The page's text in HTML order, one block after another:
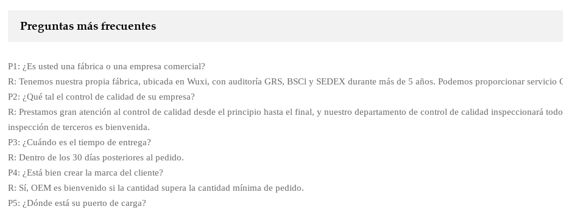
Preguntas más frecuentes
P1: ¿Es usted una fábrica o una empresa comercial?
R: Tenemos nuestra propia fábrica, ubicada en Wuxi, con auditoría GRS, BSCl y SEDEX durante más de 5 años. Podemos proporcionar
P2: ¿Qué tal el control de calidad de su empresa?
R: Prestamos gran atención al control de calidad desde el principio hasta el final, y nuestro departamento de control de calidad inspeccionará
inspección de terceros es bienvenida.
P3: ¿Cuándo es el tiempo de entrega?
R: Dentro de los 30 días posteriores al pedido.
P4: ¿Está bien crear la marca del cliente?
R: Sí, OEM es bienvenido si la cantidad supera la cantidad mínima de pedido.
P5: ¿Dónde está su puerto de carga?